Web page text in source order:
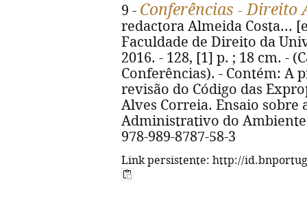
9 - Conferências -
redactora Almeida Costa...
Faculdade de Direito da
2016. - 128, [1] p. ; 18 cm. -
Conferências). - Contém: A
revisão do Código das
Alves Correia. Ensaio
Administrativo do
978-989-8787-58-3
Link persistente: http://